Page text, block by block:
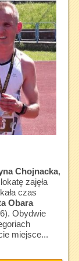
Chojnacka,
zajęła
czas
Obara
Obydwie
miejsce...